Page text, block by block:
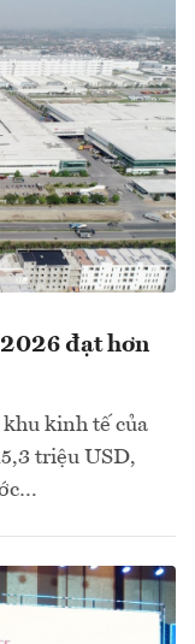
đạt hơn
kinh tế của
triệu USD,